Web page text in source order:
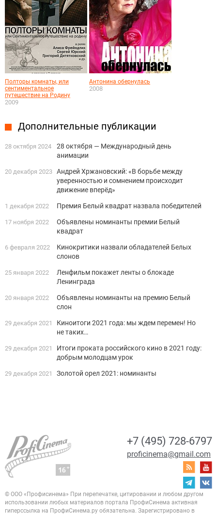
Полторы комнаты, или
сентиментальное
путешествие на Родину
2009
Антонина обернулась
2008
Дополнительные публикации
28 октября 2024
28 октября — Международный день
анимации
20 декабря 2023 Андрей Хржановский: «В борьбе между
уверенностью и сомнением происходит
движение вперёд»
1 декабря 2022 Премия Белый квадрат назвала победителей
17 ноября 2022
Объявлены номинанты премии Белый
квадрат
6 февраля 2022
Кинокритики назвали обладателей Белых
слонов
25 января 2022
Ленфильм покажет ленты о блокаде
Ленинграда
20 января 2022
Объявлены номинанты на премию Белый
слон
29 декабря 2021
Киноитоги 2021 года: мы ждем перемен! Но
не таких…
29 декабря 2021
Итоги проката российского кино в 2021 году:
добрым молодцам урок
29 декабря 2021 Золотой орел 2021: номинанты
+7 (495) 728-6797
proficinema@gmail.com
© ООО «Профисинема» При перепечатке, цитировании и любом другом
использовании любых материалов портала ПрофиСинема активная
гиперссылка на ПрофиСинема.ру обязательна. Зарегистрировано в